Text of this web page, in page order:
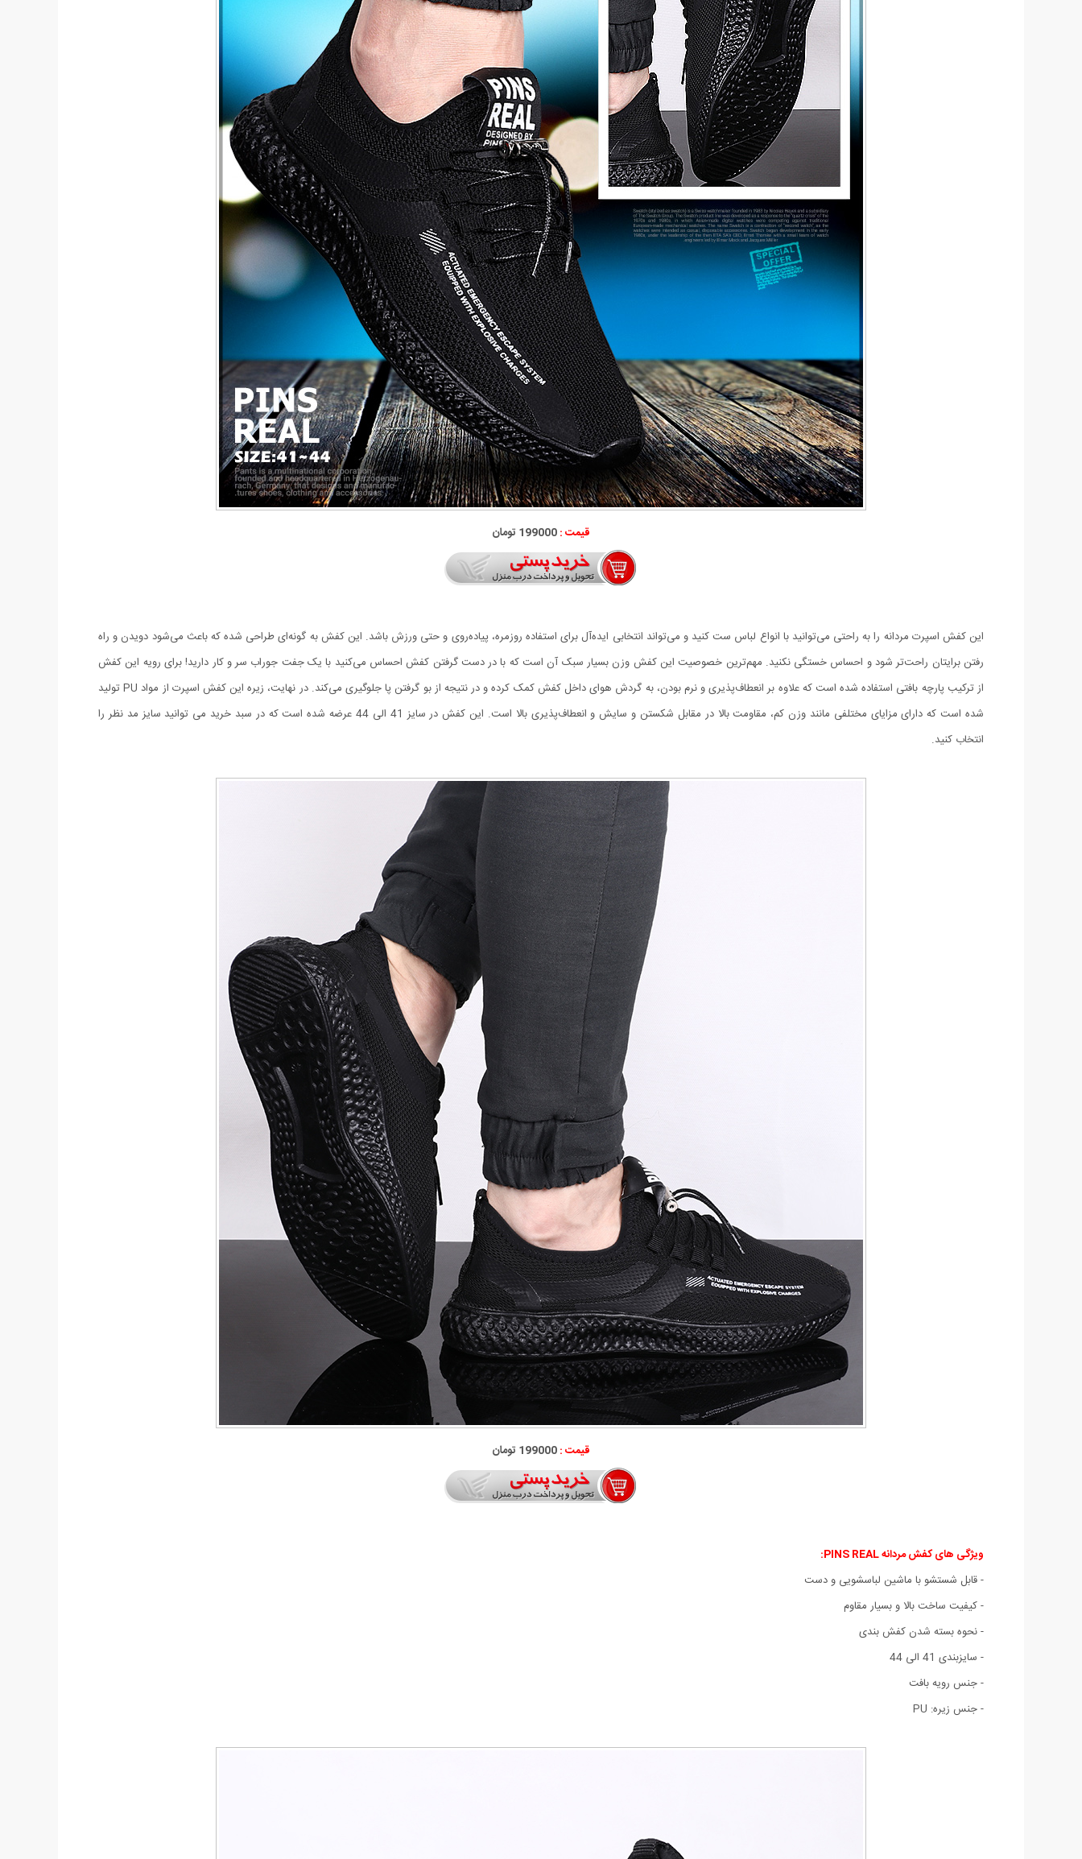
قیمت :199000 تومان
این کفش اسپرت مردانه را به راحتی می‌توانید با انواع لباس ست کنید و می‌تواند انتخابی ایده‌آل برای استفاده روزمره، پیاده‌روی و حتی ورزش باشد. این کفش به گونه‌ای طراحی شده که باعث می‌شود دویدن و راه
رفتن برایتان راحت‌تر شود و احساس خستگی نکنید. مهم‌ترین خصوصیت این کفش وزن بسیار سبک آن است که با در دست گرفتن کفش احساس می‌کنید با یک جفت جوراب سر و کار دارید! برای رویه این کفش
از ترکیب پارچه بافتی استفاده شده است که علاوه بر انعطاف‌پذیری و نرم بودن، به گردش هوای داخل کفش کمک کرده و در نتیجه از بو گرفتن پا جلوگیری می‌کند
. در نهایت، زیره این کفش اسپرت از مواد PU تولید
شده است که دارای مزایای مختلفی مانند وزن کم، مقاومت بالا در مقابل شکستن و سایش و انعطاف‌پذیری بالا است. این کفش در سایز 41 الی 44 عرضه شده است که در سبد خرید می توانید سایز مد نظر را
انتخاب کنید.
قیمت :199000 تومان
ویژگی های کفش مردانه PINS REAL:
- قابل شستشو با ماشین لباسشویی و دست
- کیفیت ساخت بالا و بسیار مقاوم
- نحوه بسته شدن کفش بندی
- سایزبندی 41 الی 44
- جنس رویه بافت
- جنس زیره: PU